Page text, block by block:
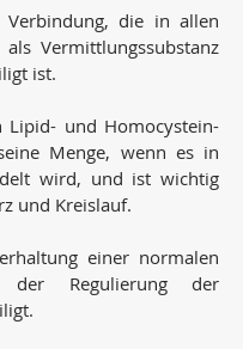
die in allen
Vermittlungssubstanz
ist.
und Homocystein-
Menge, wenn es in
wird, und ist wichtig
und Kreislauf.
einer normalen
Regulierung der